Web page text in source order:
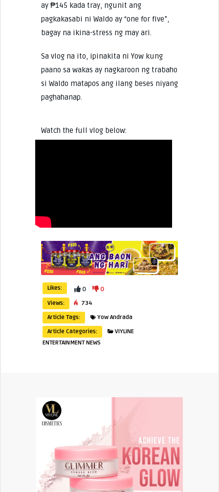
ay ₱145 kada tray, ngunit ang
pagkakasabi ni Waldo ay “one for five”,
bagay na ikina-stress ng may ari.
Sa vlog na ito, ipinakita ni Yow kung
paano sa wakas ay nagkaroon ng trabaho
si Waldo matapos ang ilang beses niyang
paghahanap.
Watch the full vlog below:
Likes: 0 0
Views:
734
Article Tags:
Yow Andrada
Article Categories:
VIYLINE
ENTERTAINMENT NEWS